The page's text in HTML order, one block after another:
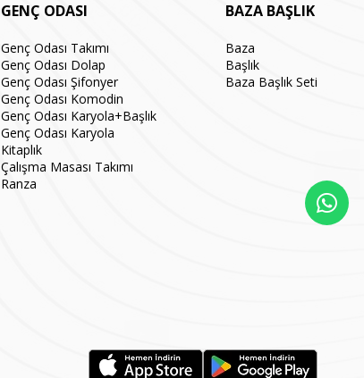
GENÇ ODASI
Genç Odası Takımı
Genç Odası Dolap
Genç Odası Şifonyer
Genç Odası Komodin
Genç Odası Karyola+Başlık
Genç Odası Karyola
Kitaplık
Çalışma Masası Takımı
Ranza
BAZA BAŞLIK
Baza
Başlık
Baza Başlık Seti